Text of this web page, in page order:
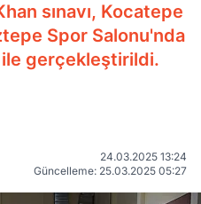
sınavı, Kocatepe
Spor Salonu'nda
ile gerçekleştirildi.
24.03.2025 13:24
Güncelleme: 25.03.2025 05:27